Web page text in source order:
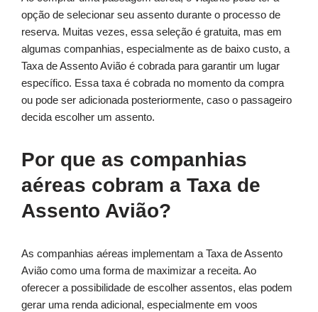
opção de selecionar seu assento durante o processo de
reserva. Muitas vezes, essa seleção é gratuita, mas em
algumas companhias, especialmente as de baixo custo, a
Taxa de Assento Avião é cobrada para garantir um lugar
específico. Essa taxa é cobrada no momento da compra
ou pode ser adicionada posteriormente, caso o passageiro
decida escolher um assento.
Por que as companhias
aéreas cobram a Taxa de
Assento Avião?
As companhias aéreas implementam a Taxa de Assento
Avião como uma forma de maximizar a receita. Ao
oferecer a possibilidade de escolher assentos, elas podem
gerar uma renda adicional, especialmente em voos